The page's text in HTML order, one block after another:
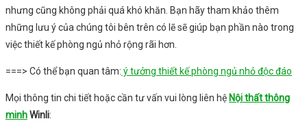
nhưng cũng không phải quá khó khăn. Bạn hãy tham khảo thêm
những lưu ý của chúng tôi bên trên có lẽ sẽ giúp bạn phần nào trong
việc thiết kế phòng ngủ nhỏ rộng rãi hơn.
===> Có thể bạn quan tâm: ý tưởng thiết kế phòng ngủ nhỏ độc đáo
Mọi thông tin chi tiết hoặc cần tư vấn vui lòng liên hệ Nội thất thông
minhWinli: